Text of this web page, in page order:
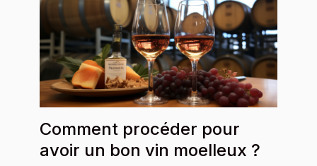
Comment procéder pour
avoir un bon vin moelleux ?